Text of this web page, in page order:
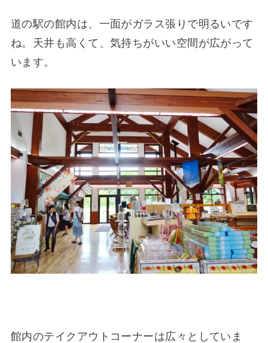
道の駅の館内は、一面がガラス張りで明るいです
ね。天井も高くて、気持ちがいい空間が広がって
います。
館内のテイクアウトコーナーは広々としていま